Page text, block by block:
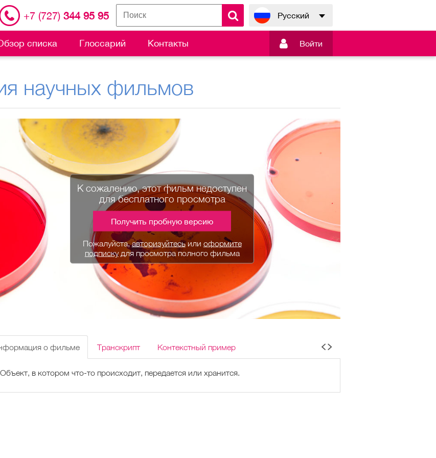
+7 (727) 344 95 95 Русский
списка Глоссарий Контакты  Войти
научных фильмов
К сожалению, этот фильм недоступен
для бесплатного просмотра
Получить пробную версию
Пожалуйста,авторизуйтесьили оформите
подпискудля просмотра полного фильма
о фильме Транскрипт Контекстный пример
Объект, в котором что-то происходит, передается или хранится.